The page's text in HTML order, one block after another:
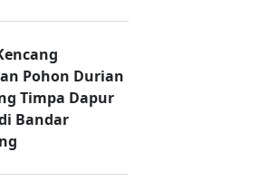
Pohon Durian
Timpa Dapur
Bandar